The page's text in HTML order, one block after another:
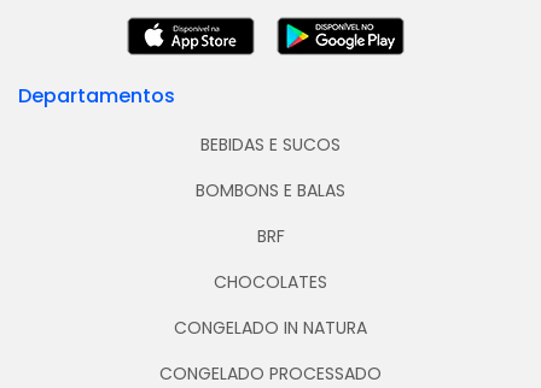
Departamentos
BEBIDAS E SUCOS
BOMBONS E BALAS
BRF
CHOCOLATES
CONGELADO IN NATURA
CONGELADO PROCESSADO